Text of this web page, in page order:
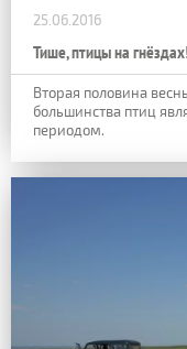
25.06.2016
Тише, птицы на
Вторая половина
большинства птиц
периодом.